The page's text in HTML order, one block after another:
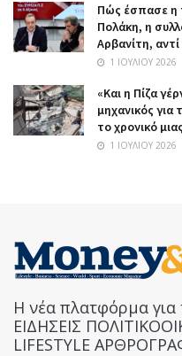
Πώς έσπασε η
Πολάκη, η
Αρβανίτη,
1 ΙΟΥΛΊΟΥ 2026
«Και η Πίζα
μηχανικός
το χρονικό
1 ΙΟΥΛΊΟΥ 2026
Η νέα πλατφόρμα
ΕΙΔΗΣΕΙΣ
LIFESTYLE